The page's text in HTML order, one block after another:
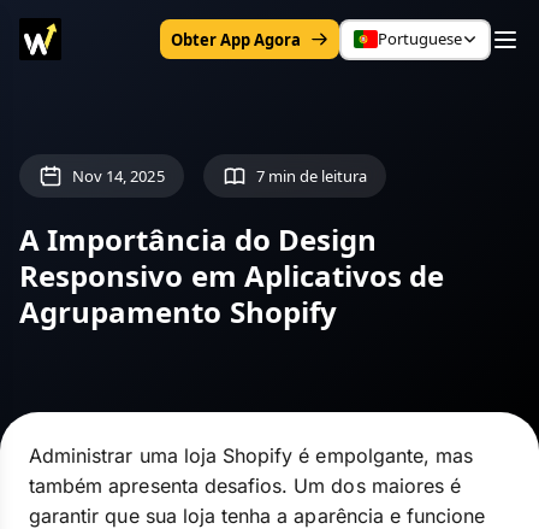
Obter App Agora Portuguese
Nov 14, 2025 7 min de leitura
A Importância do Design
Responsivo em Aplicativos de
Agrupamento Shopify
Administrar uma loja Shopify é empolgante, mas
também apresenta desafios. Um dos maiores é
garantir que sua loja tenha a aparência e funcione